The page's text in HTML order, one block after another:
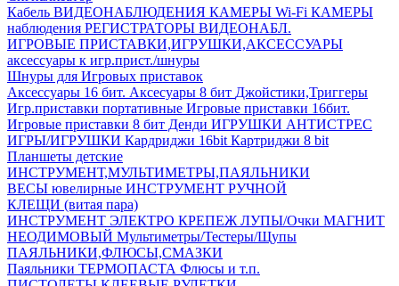
Кабель ВИДЕОНАБЛЮДЕНИЯ КАМЕРЫ Wi-Fi КАМЕРЫ
наблюдения РЕГИСТРАТОРЫ ВИДЕОНАБЛ.
ИГРОВЫЕ ПРИСТАВКИ,ИГРУШКИ,АКСЕССУАРЫ
аксесcуары к игр.прист./шнуры
Шнуры для Игровых приставок
Аксессуары 16 бит. Аксесуары 8 бит Джойстики,Триггеры
Игр.приставки портативные Игровые приставки 16бит.
Игровые приставки 8 бит Денди ИГРУШКИ АНТИСТРЕС
ИГРЫ/ИГРУШКИ Кардриджи 16bit Картриджи 8 bit
Планшеты детские
ИНСТРУМЕНТ,МУЛЬТИМЕТРЫ,ПАЯЛЬНИКИ
ВЕСЫ ювелирные ИНСТРУМЕНТ РУЧНОЙ
КЛЕЩИ (витая пара)
ИНСТРУМЕНТ ЭЛЕКТРО КРЕПЕЖ ЛУПЫ/Очки МАГНИТ
НЕОДИМОВЫЙ Мультиметры/Тестеры/Щупы
ПАЯЛЬНИКИ,ФЛЮСЫ,СМАЗКИ
Паяльники ТЕРМОПАСТА Флюсы и т.п.